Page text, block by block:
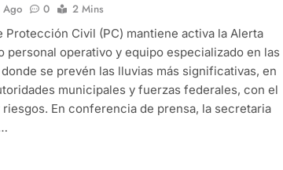
Ago 0
2 Mins
Protección Civil (PC) mantiene activa la Alerta
personal operativo y equipo especializado en las
se prevén las lluvias más significativas, en
municipales y fuerzas federales, con el
En conferencia de prensa, la secretaria